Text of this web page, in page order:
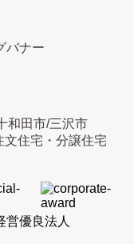
和田市/三沢市
文住宅・分譲住宅